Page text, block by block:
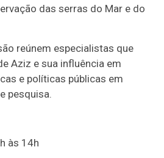
das serras do Mar e do
reúnem especialistas que
Aziz e sua influência em
e políticas públicas em
pesquisa.
às 14h